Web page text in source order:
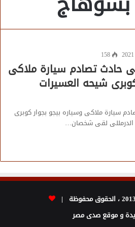
158
٢ واصابة ٥ فى حادث تصادم سيارة ملاكى
شيحه العسيرات
حادث تصادم سيارة ملاكى وسياره بيجو بجوار كوبرى
لقى شخصان…
و موقع صدى مصر